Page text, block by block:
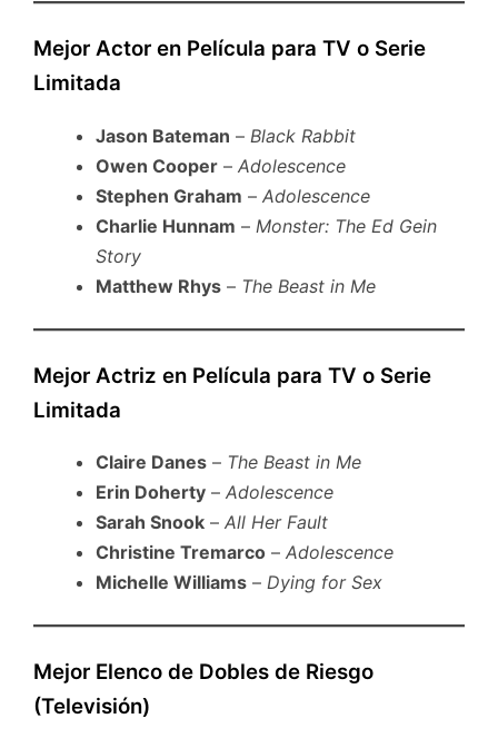
Mejor Actor en Película para TV o Serie
Limitada
Jason Bateman – Black Rabbit
Owen Cooper – Adolescence
Stephen Graham – Adolescence
Charlie Hunnam – Monster: The Ed Gein
Story
Matthew Rhys – The Beast in Me
Mejor Actriz en Película para TV o Serie
Limitada
Claire Danes – The Beast in Me
Erin Doherty – Adolescence
Sarah Snook – All Her Fault
Christine Tremarco – Adolescence
Michelle Williams – Dying for Sex
Mejor Elenco de Dobles de Riesgo
(Televisión)